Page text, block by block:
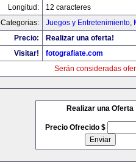
Longitud:
12 caracteres
Categorias:
Juegos y Entretenimiento,
Precio:
Realizar una oferta!
Visitar!
fotografiate.com
Serán consideradas
Realizar una Oferta
Precio Ofrecido $